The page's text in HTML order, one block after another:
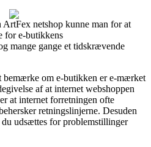
netshop kunne man for at
for e-butikkens
mange gange et tidskrævende
om e-butikken er e-mærket
af at internet webshoppen
at internet forretningen ofte
retningslinjerne. Desuden
udsættes for problemstillinger